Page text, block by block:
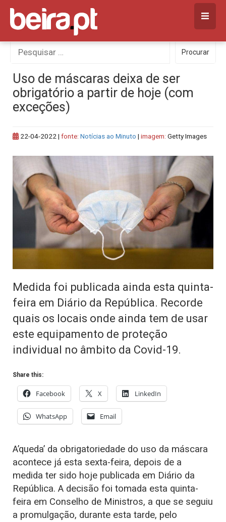
Skip
content
Procurar
por:
Procurar
Uso de máscaras deixa de ser
obrigatório a partir de hoje (com
exceções)
22-04-2022 | fonte: Notícias ao Minuto | imagem: Getty Images
Medida foi publicada ainda esta quinta-
feira em Diário da República. Recorde
quais os locais onde ainda tem de usar
este equipamento de proteção
individual no âmbito da Covid-19.
Share this:
Facebook X LinkedIn
WhatsApp Email
A’queda’ da obrigatoriedade do uso da máscara
acontece já esta sexta-feira, depois de a
medida ter sido hoje publicada em Diário da
República. A decisão foi tomada esta quinta-
feira em Conselho de Ministros, a que se seguiu
a promulgação, durante esta tarde, pelo